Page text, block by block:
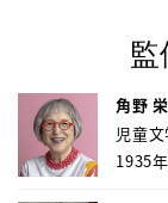
角野
児童
1935